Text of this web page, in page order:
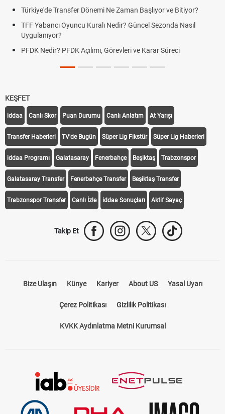
Türkiye'de Transfer Dönemi Ne Zaman Başlıyor ve Bitiyor?
TFF Yabancı Oyuncu Kuralı Nedir? Güncel Sezonda Nasıl
Uygulanıyor?
PFDK Nedir? PFDK Açılımı, Görevleri ve Karar Süreci
KEŞFET
iddaa Canlı Skor Puan Durumu Canlı Anlatım At Yarışı
Transfer Haberleri TV'de Bugün Süper Lig Fikstür Süper Lig Haberleri
iddaa Programı Galatasaray Fenerbahçe Beşiktaş Trabzonspor
Galatasaray Transfer Fenerbahçe Transfer Beşiktaş Transfer
Trabzonspor Transfer Canlı İzle iddaa Sonuçları Aktif Sayaç